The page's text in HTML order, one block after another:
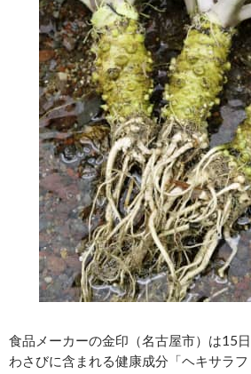
食品メーカーの金印（名古屋市）は15
わさびに含まれる健康成分「ヘキサラ